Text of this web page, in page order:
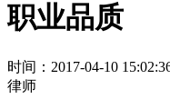
职业品质
时间：2017-04-10
律师